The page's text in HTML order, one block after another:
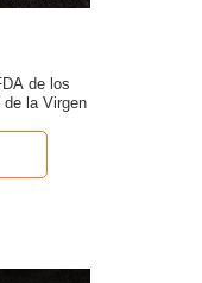
de los
la Virgen